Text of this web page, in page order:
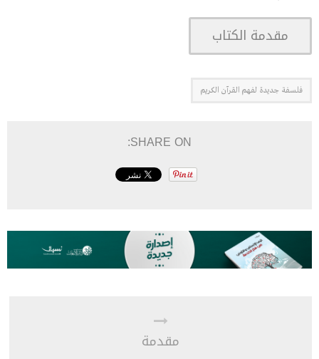
مقدمة الكتاب
فلسفة جديدة لفهم القرآن الكريم
SHARE ON:
مقدمة